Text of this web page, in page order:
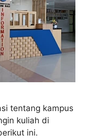
tentang kampus
kuliah di
ini.